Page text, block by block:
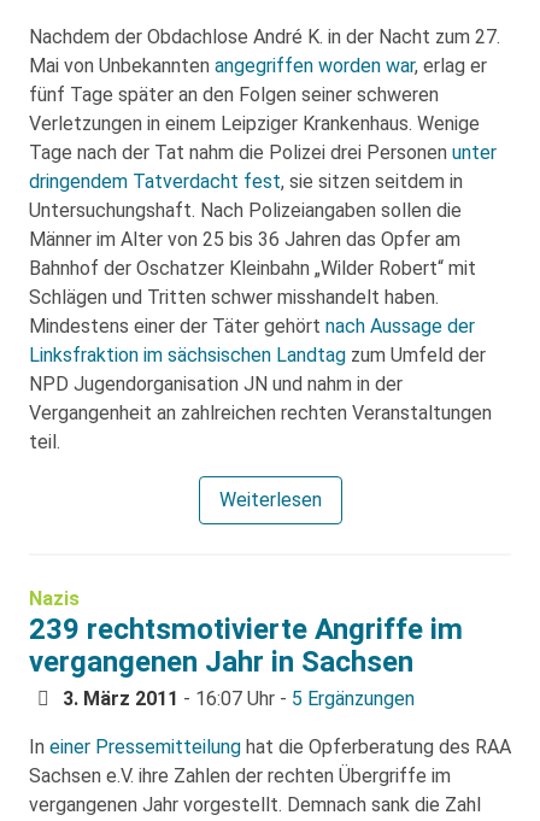
Nachdem der Obdachlose André K. in der Nacht zum 27.
Mai von Unbekannten angegriffen worden war, erlag er
fünf Tage später an den Folgen seiner schweren
Verletzungen in einem Leipziger Krankenhaus. Wenige
Tage nach der Tat nahm die Polizei drei Personen unter
dringendem Tatverdacht fest, sie sitzen seitdem in
Untersuchungshaft. Nach Polizeiangaben sollen die
Männer im Alter von 25 bis 36 Jahren das Opfer am
Bahnhof der Oschatzer Kleinbahn „Wilder Robert“ mit
Schlägen und Tritten schwer misshandelt haben.
Mindestens einer der Täter gehört nach Aussage der
Linksfraktion im sächsischen Landtag zum Umfeld der
NPD Jugendorganisation JN und nahm in der
Vergangenheit an zahlreichen rechten Veranstaltungen
teil.
Weiterlesen
Nazis
239 rechtsmotivierte Angriffe im
vergangenen Jahr in Sachsen
3. März 2011 - 16:07 Uhr - 5 Ergänzungen
In einer Pressemitteilung hat die Opferberatung des RAA
Sachsen e.V. ihre Zahlen der rechten Übergriffe im
vergangenen Jahr vorgestellt. Demnach sank die Zahl